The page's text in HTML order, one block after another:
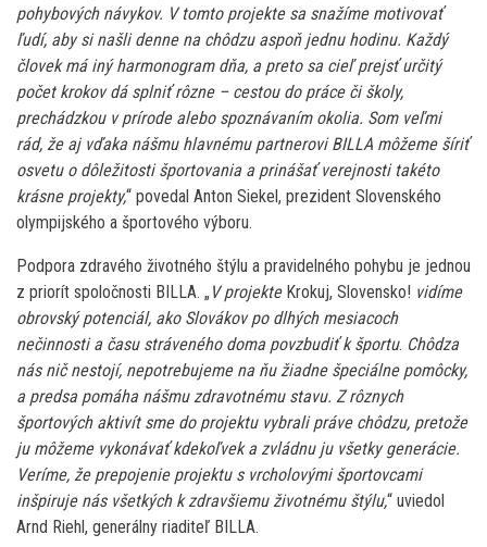
pohybových návykov. V tomto projekte sa snažíme motivovať
ľudí, aby si našli denne na chôdzu aspoň jednu hodinu. Každý
človek má iný harmonogram dňa, a preto sa cieľ prejsť určitý
počet krokov dá splniť rôzne – cestou do práce či školy,
prechádzkou v prírode alebo spoznávaním okolia. Som veľmi
rád, že aj vďaka nášmu hlavnému partnerovi BILLA môžeme šíriť
osvetu o dôležitosti športovania a prinášať verejnosti takéto
krásne projekty,“ povedal Anton Siekel, prezident Slovenského
olympijského a športového výboru.
Podpora zdravého životného štýlu a pravidelného pohybu je jednou
z priorít spoločnosti BILLA. „ V projekte Krokuj, Slovensko! vidíme
obrovský potenciál, ako Slovákov po dlhých mesiacoch
nečinnosti a času stráveného doma povzbudiť k športu. Chôdza
nás nič nestojí, nepotrebujeme na ňu žiadne špeciálne pomôcky,
a predsa pomáha nášmu zdravotnému stavu. Z rôznych
športových aktivít sme do projektu vybrali práve chôdzu, pretože
ju môžeme vykonávať kdekoľvek a zvládnu ju všetky generácie.
Veríme, že prepojenie projektu s vrcholovými športovcami
inšpiruje nás všetkých k zdravšiemu životnému štýlu,“ uviedol
Arnd Riehl, generálny riaditeľ BILLA.